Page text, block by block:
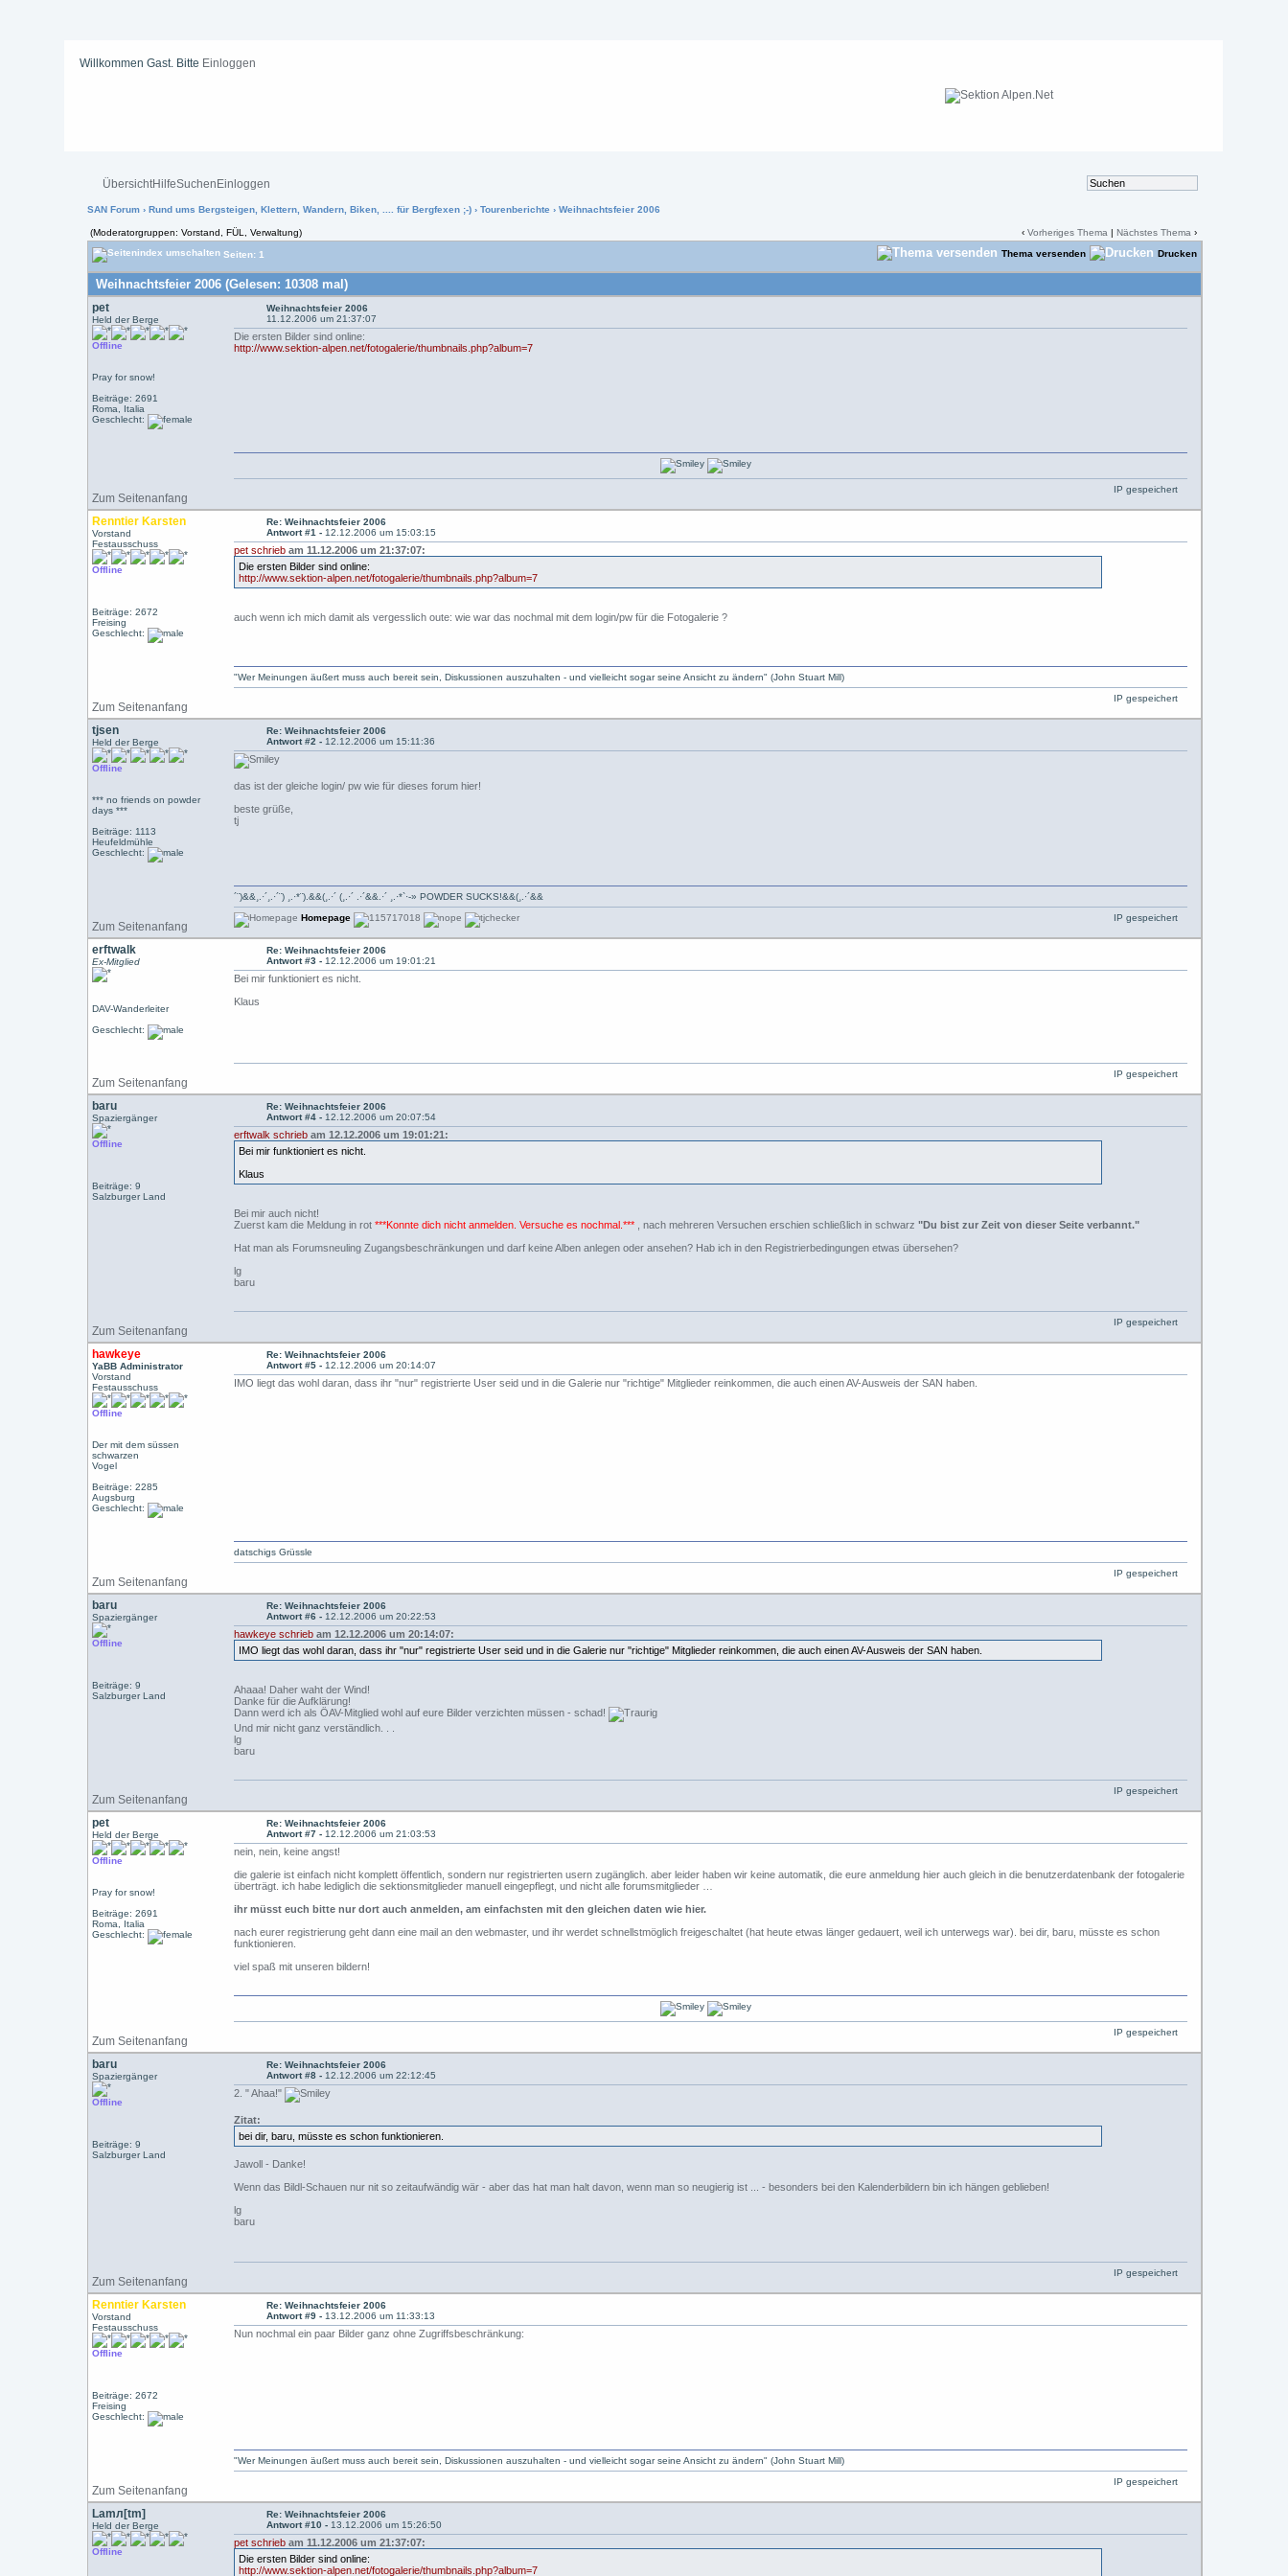
Willkommen Gast. Bitte Einloggen
ÜbersichtHilfeSuchen Einloggen
SAN Forum ›Rund ums Bergsteigen, Klettern, Wandern, Biken, .... für Bergfexen ;-) ›Tourenberichte › Weihnachtsfeier 2006
(Moderatorgruppen: Vorstand, FÜL, Verwaltung) ‹Vorheriges Thema |Nächstes Thema ›
Seiten: 1 Thema versenden Drucken
Weihnachtsfeier 2006 (Gelesen: 10308 mal)
pet
Held der Berge
Offline
Pray for snow!
Beiträge: 2691
Roma, Italia
Geschlecht:
Weihnachtsfeier 2006
11.12.2006 um 21:37:07
Die ersten Bilder sind online:
http://www.sektion-alpen.net/fotogalerie/thumbnails.php?album=7
Zum Seitenanfang
IP gespeichert
Renntier Karsten
Vorstand
Festausschuss
Offline
Beiträge: 2672
Freising
Geschlecht:
Re: Weihnachtsfeier 2006
Antwort #1 - 12.12.2006 um 15:03:15
pet schrieb am 11.12.2006 um 21:37:07:
Die ersten Bilder sind online:
http://www.sektion-alpen.net/fotogalerie/thumbnails.php?album=7
auch wenn ich mich damit als vergesslich oute: wie war das nochmal mit dem login/pw für die Fotogalerie ?
Zum Seitenanfang
"Wer Meinungen äußert muss auch bereit sein, Diskussionen auszuhalten - und vielleicht sogar seine Ansicht zu ändern" (John Stuart Mill)
IP gespeichert
tjsen
Held der Berge
Offline
*** no friends on powder
days ***
Beiträge: 1113
Heufeldmühle
Geschlecht:
Re: Weihnachtsfeier 2006
Antwort #2 - 12.12.2006 um 15:11:36
das ist der gleiche login/ pw wie für dieses forum hier!
beste grüße,
tj
Zum Seitenanfang
´¨)&&¸.·´¸.·´¨) ¸.·*¨).&&(¸.·´ (¸.·´ .·´&&.·´ ¸.·*`·-» POWDER SUCKS!&&(¸.·´&&
Homepage
IP gespeichert
erftwalk
Ex-Mitglied
DAV-Wanderleiter
Geschlecht:
Re: Weihnachtsfeier 2006
Antwort #3 - 12.12.2006 um 19:01:21
Bei mir funktioniert es nicht.
Klaus
Zum Seitenanfang
IP gespeichert
baru
Spaziergänger
Offline
Beiträge: 9
Salzburger Land
Re: Weihnachtsfeier 2006
Antwort #4 - 12.12.2006 um 20:07:54
erftwalk schrieb am 12.12.2006 um 19:01:21:
Bei mir funktioniert es nicht.
Klaus
Bei mir auch nicht!
Zuerst kam die Meldung in rot***Konnte dich nicht anmelden. Versuche es nochmal.*** , nach mehreren Versuchen erschien schließlich in schwarz"Du bist zur Zeit von dieser Seite verbannt."
Hat man als Forumsneuling Zugangsbeschränkungen und darf keine Alben anlegen oder ansehen? Hab ich in den Registrierbedingungen etwas übersehen?
lg
baru
Zum Seitenanfang
IP gespeichert
hawkeye
YaBB Administrator
Vorstand
Festausschuss
Offline
Der mit dem süssen
schwarzen
Vogel
Beiträge: 2285
Augsburg
Geschlecht:
Re: Weihnachtsfeier 2006
Antwort #5 - 12.12.2006 um 20:14:07
IMO liegt das wohl daran, dass ihr "nur" registrierte User seid und in die Galerie nur "richtige" Mitglieder reinkommen, die auch einen AV-Ausweis der SAN haben.
Zum Seitenanfang
datschigs Grüssle
IP gespeichert
baru
Spaziergänger
Offline
Beiträge: 9
Salzburger Land
Re: Weihnachtsfeier 2006
Antwort #6 - 12.12.2006 um 20:22:53
hawkeye schrieb am 12.12.2006 um 20:14:07:
IMO liegt das wohl daran, dass ihr "nur" registrierte User seid und in die Galerie nur "richtige" Mitglieder reinkommen, die auch einen AV-Ausweis der SAN haben.
Ahaaa! Daher waht der Wind!
Danke für die Aufklärung!
Dann werd ich als ÖAV-Mitglied wohl auf eure Bilder verzichten müssen - schad!
Und mir nicht ganz verständlich. . .
lg
baru
Zum Seitenanfang
IP gespeichert
pet
Held der Berge
Offline
Pray for snow!
Beiträge: 2691
Roma, Italia
Geschlecht:
Re: Weihnachtsfeier 2006
Antwort #7 - 12.12.2006 um 21:03:53
nein, nein, keine angst!
die galerie ist einfach nicht komplett öffentlich, sondern nur registrierten usern zugänglich. aber leider haben wir keine automatik, die eure anmeldung hier auch gleich in die benutzerdatenbank der fotogalerie
überträgt. ich habe lediglich die sektionsmitglieder manuell eingepflegt, und nicht alle forumsmitglieder …
ihr müsst euch bitte nur dort auch anmelden, am einfachsten mit den gleichen daten wie hier.
nach eurer registrierung geht dann eine mail an den webmaster, und ihr werdet schnellstmöglich freigeschaltet (hat heute etwas länger gedauert, weil ich unterwegs war). bei dir, baru, müsste es schon
funktionieren.
viel spaß mit unseren bildern!
Zum Seitenanfang
IP gespeichert
baru
Spaziergänger
Offline
Beiträge: 9
Salzburger Land
Re: Weihnachtsfeier 2006
Antwort #8 - 12.12.2006 um 22:12:45
2. " Ahaa!"
Zitat:
bei dir, baru, müsste es schon funktionieren.
Jawoll - Danke!
Wenn das Bildl-Schauen nur nit so zeitaufwändig wär - aber das hat man halt davon, wenn man so neugierig ist ... - besonders bei den Kalenderbildern bin ich hängen geblieben!
lg
baru
Zum Seitenanfang
IP gespeichert
Renntier Karsten
Vorstand
Festausschuss
Offline
Beiträge: 2672
Freising
Geschlecht:
Re: Weihnachtsfeier 2006
Antwort #9 - 13.12.2006 um 11:33:13
Nun nochmal ein paar Bilder ganz ohne Zugriffsbeschränkung:
Zum Seitenanfang
"Wer Meinungen äußert muss auch bereit sein, Diskussionen auszuhalten - und vielleicht sogar seine Ansicht zu ändern" (John Stuart Mill)
IP gespeichert
Lamл[tm]
Held der Berge
Offline
Re: Weihnachtsfeier 2006
Antwort #10 - 13.12.2006 um 15:26:50
pet schrieb am 11.12.2006 um 21:37:07:
Die ersten Bilder sind online:
http://www.sektion-alpen.net/fotogalerie/thumbnails.php?album=7